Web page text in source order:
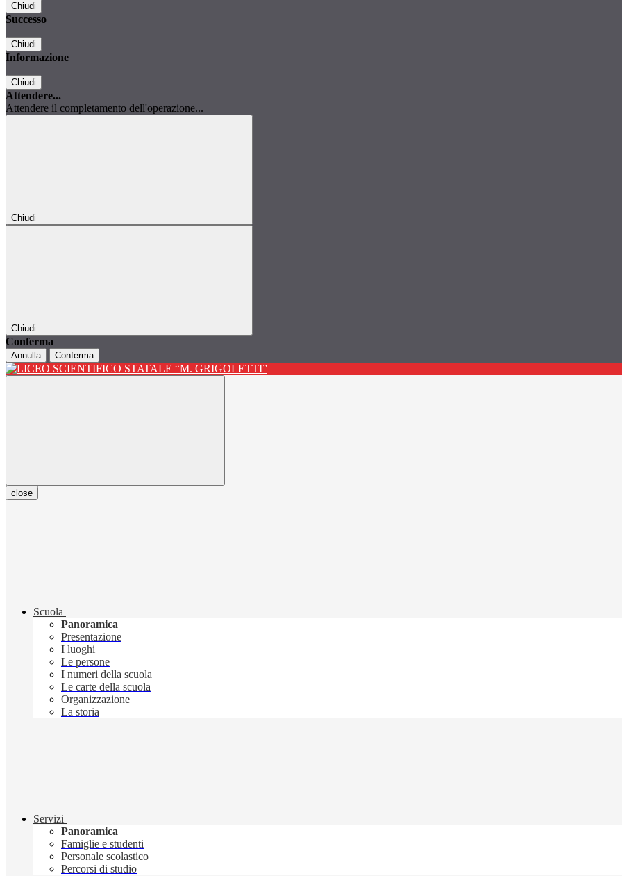
Chiudi
Successo
Chiudi
Informazione
Chiudi
Attendere...
Attendere il completamento dell'operazione...
Chiudi
Chiudi
Conferma
Annulla Conferma
close
Scuola
Panoramica
Presentazione
I luoghi
Le persone
I numeri della scuola
Le carte della scuola
Organizzazione
La storia
Servizi
Panoramica
Famiglie e studenti
Personale scolastico
Percorsi di studio